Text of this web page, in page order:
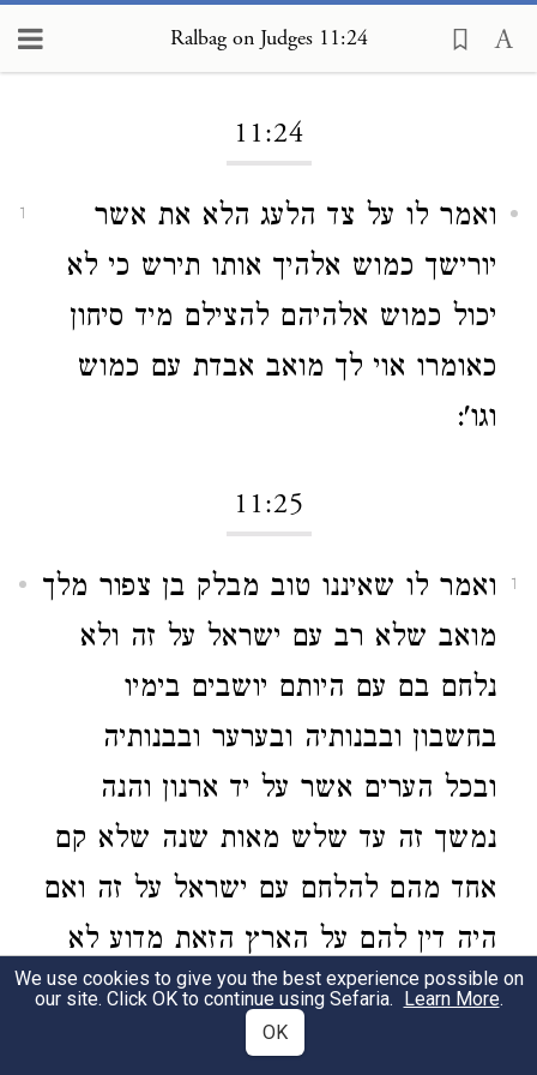
Ralbag on Judges 11:24
11:24
1
ואמר לו על צד הלעג הלא את אשר
יורישך כמוש אלהיך אותו תירש כי לא
יכול כמוש אלהיהם להצילם מיד סיחון
כאומרו אוי לך מואב אבדת עם כמוש
וגו':
11:25
1
ואמר לו שאיננו טוב מבלק בן צפור מלך
מואב שלא רב עם ישראל על זה ולא
נלחם בם עם היותם יושבים בימיו
בחשבון ובבנותיה ובערער ובבנותיה
ובכל הערים אשר על יד ארנון והנה
נמשך זה עד שלש מאות שנה שלא קם
אחד מהם להלחם עם ישראל על זה ואם
היה דין להם על הארץ הזאת מדוע לא
הצילו אותה מידם בכל זה הזמן הארוך:
We use cookies to give you the best experience possible on
our site. Click OK to continue using Sefaria. Learn More.
OK